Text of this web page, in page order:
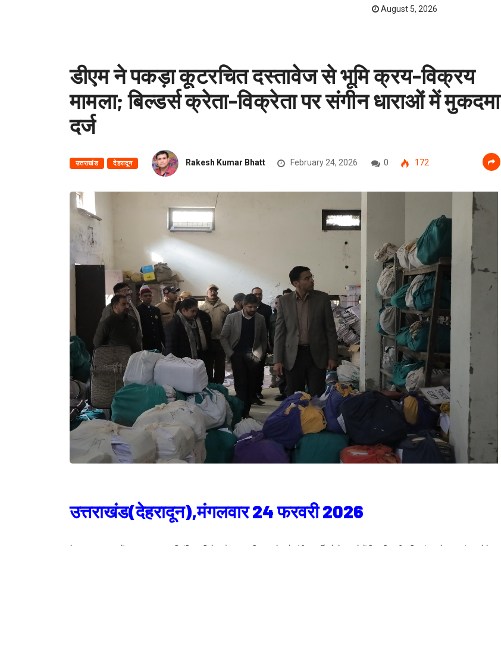
August 5, 2026
डीएम ने पकड़ा कूटरचित दस्तावेज से भूमि क्रय-विक्रय
मामला; बिल्डर्स क्रेता-विक्रेता पर संगीन धाराओं में मुकदमा
दर्ज
उत्तराखंड देहरादून Rakesh Kumar Bhatt February 24, 2026 0 172
उत्तराखंड(देहरादून),मंगलवार 24 फरवरी 2026